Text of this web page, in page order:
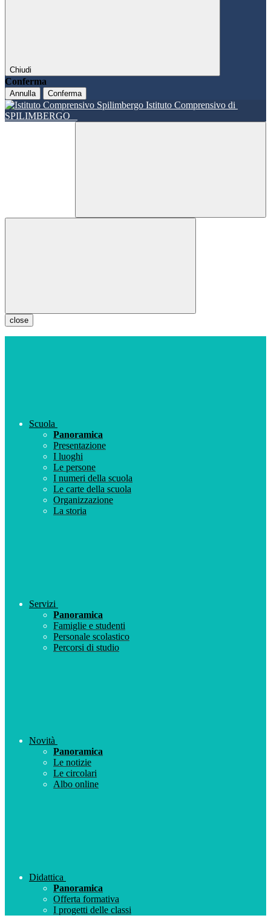
Chiudi
Conferma
Annulla Conferma
Istituto Comprensivo di
SPILIMBERGO
close
Scuola
Panoramica
Presentazione
I luoghi
Le persone
I numeri della scuola
Le carte della scuola
Organizzazione
La storia
Servizi
Panoramica
Famiglie e studenti
Personale scolastico
Percorsi di studio
Novità
Panoramica
Le notizie
Le circolari
Albo online
Didattica
Panoramica
Offerta formativa
I progetti delle classi